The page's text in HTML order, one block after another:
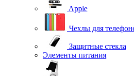
Apple
Чехлы для
Защитные стекла
Элементы питания